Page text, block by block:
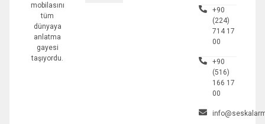
mobilasını
tüm
dünyaya
anlatma
gayesi
taşıyordu.
+90
(224)
714 17
00
+90
(516)
166 17
00